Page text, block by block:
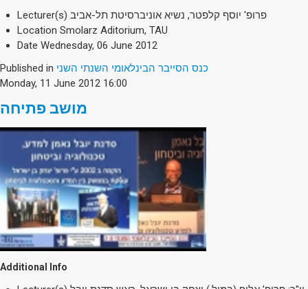
Lecturer(s) פרופ' יוסף קלפטר, נשיא אוניברסיטת תל-אביב
Location Smolarz Aditorium, TAU
Date Wednesday, 06 June 2012
Published in כנס הסייבר הבינלאומי השנתי השני
Monday, 11 June 2012 16:00
מושב פתיחה
Additional Info